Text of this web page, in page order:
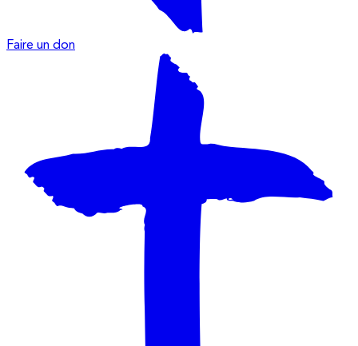
Faire un don